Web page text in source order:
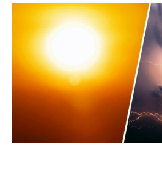
::
La